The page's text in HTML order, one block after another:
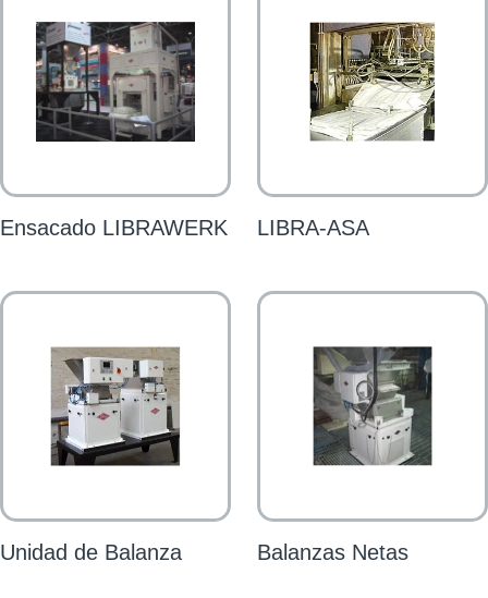
Ensacado LIBRAWERK LIBRA-ASA​
Unidad de Balanza Balanzas Netas